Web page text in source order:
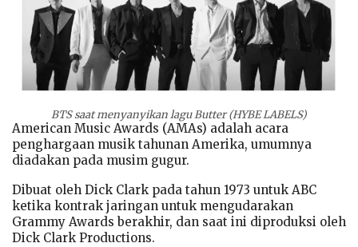
BTS saat menyanyikan lagu Butter (HYBE LABELS)
American Music Awards (AMAs) adalah acara
penghargaan musik tahunan Amerika, umumnya
diadakan pada musim gugur.
Dibuat oleh Dick Clark pada tahun 1973 untuk ABC
ketika kontrak jaringan untuk mengudarakan
Grammy Awards berakhir, dan saat ini diproduksi oleh
Dick Clark Productions.